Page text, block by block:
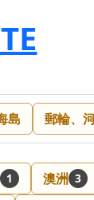
島 郵輪、
1 澳洲 3